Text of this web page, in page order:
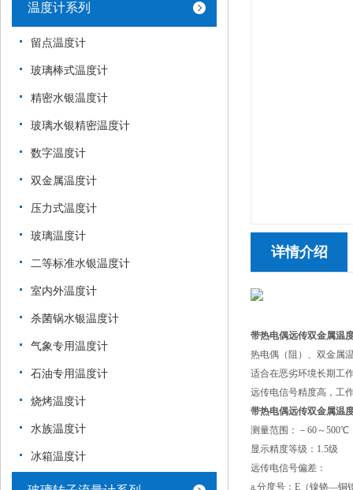
温度计系列
留点温度计
玻璃棒式温度计
精密水银温度计
玻璃水银精密温度计
数字温度计
双金属温度计
压力式温度计
玻璃温度计
二等标准水银温度计
室内外温度计
杀菌锅水银温度计
气象专用温度计
石油专用温度计
烧烤温度计
水族温度计
冰箱温度计
详情介绍
带热电偶远传双金属温
热电偶（阻）、双金属
适合在恶劣环境长期工
远传电信号精度高，工
带热电偶远传双金属温
测量范围：－60～500℃
显示精度等级：1.5级
远传电信号偏差：
a.分度号：E（镍铬—铜